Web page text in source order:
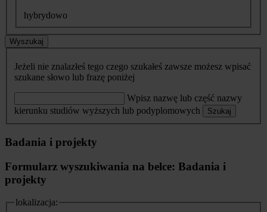
hybrydowo
Wyszukaj
Jeżeli nie znalazłeś tego czego szukałeś zawsze możesz wpisać
szukane słowo lub frazę poniżej
Wpisz nazwę lub część nazwy
kierunku studiów wyższych lub podyplomowych
Szukaj
Badania i projekty
Formularz wyszukiwania na belce: Badania i
projekty
lokalizacja: